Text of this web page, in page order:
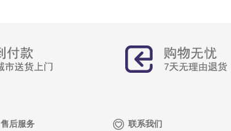
售后服务 联系我们